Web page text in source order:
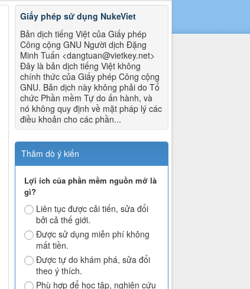
Giấy phép sử dụng NukeViet
Bản dịch tiếng Việt của Giấy phép
Công cộng GNU Người dịch Đặng
Minh Tuấn <dangtuan@vietkey.net>
Đây là bản dịch tiếng Việt không
chính thức của Giấy phép Công cộng
GNU. Bản dịch này không phải do Tổ
chức Phần mềm Tự do ấn hành, và
nó không quy định về mặt pháp lý các
điều khoản cho các phần...
Thăm dò ý kiến
Lợi ích của phần mềm nguồn mở là
gì?
Liên tục được cải tiến, sửa đổi
bởi cả thế giới.
Được sử dụng miễn phí không
mất tiền.
Được tự do khám phá, sửa đổi
theo ý thích.
Phù hợp để học tập, nghiên cứu